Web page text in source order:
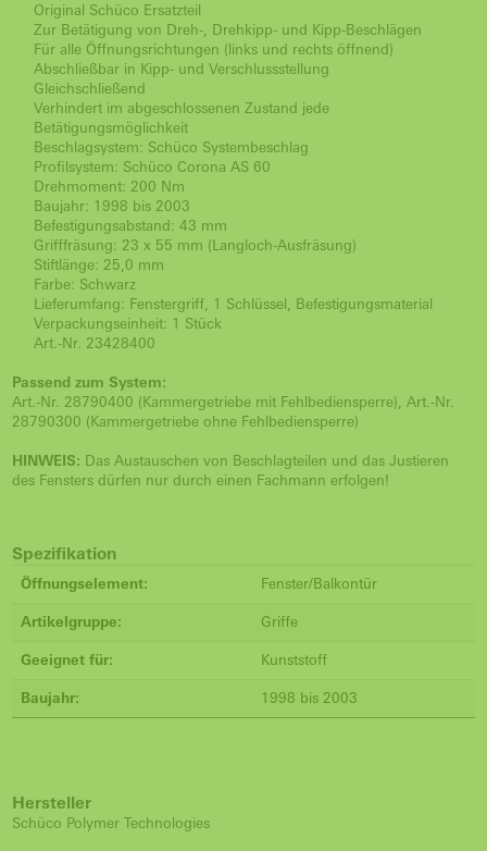
Original Schüco Ersatzteil
Zur Betätigung von Dreh-, Drehkipp- und Kipp-Beschlägen
Für alle Öffnungsrichtungen (links und rechts öffnend)
Abschließbar in Kipp- und Verschlussstellung
Gleichschließend
Verhindert im abgeschlossenen Zustand jede
Betätigungsmöglichkeit
Beschlagsystem: Schüco Systembeschlag
Profilsystem: Schüco Corona AS 60
Drehmoment: 200 Nm
Baujahr: 1998 bis 2003
Befestigungsabstand: 43 mm
Grifffräsung: 23 x 55 mm (Langloch-Ausfräsung)
Stiftlänge: 25,0 mm
Farbe: Schwarz
Lieferumfang: Fenstergriff, 1 Schlüssel, Befestigungsmaterial
Verpackungseinheit: 1 Stück
Art.-Nr. 23428400
Passend zum System:
Art.-Nr. 28790400 (Kammergetriebe mit Fehlbediensperre), Art.-Nr.
28790300 (Kammergetriebe ohne Fehlbediensperre)
HINWEIS: Das Austauschen von Beschlagteilen und das Justieren
des Fensters dürfen nur durch einen Fachmann erfolgen!
Spezifikation
Öffnungselement: Fenster/Balkontür
Artikelgruppe: Griffe
Geeignet für: Kunststoff
Baujahr: 1998 bis 2003
Hersteller
Schüco Polymer Technologies